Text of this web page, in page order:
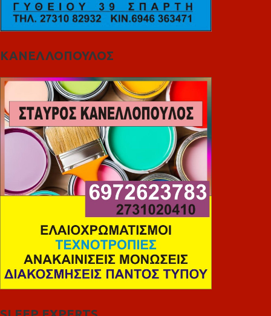
ΚΑΝΕΛΛΟΠΟΥΛΟΣ